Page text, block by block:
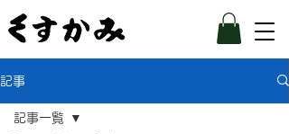
記事
記事一覧